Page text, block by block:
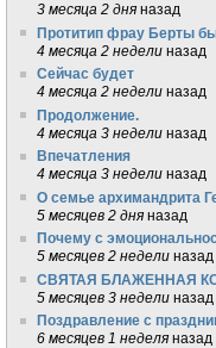
3 месяца 2 дня назад
Протитип фрау Берты
4 месяца 2 недели назад
Сейчас будет
4 месяца 2 недели назад
Продолжение.
4 месяца 3 недели назад
Впечатления
4 месяца 3 недели назад
О семье архимандрита
5 месяцев 2 дня назад
Почему с
5 месяцев 2 недели назад
СВЯТАЯ БЛАЖЕННАЯ
5 месяцев 3 недели назад
Поздравление с
6 месяцев 1 неделя назад